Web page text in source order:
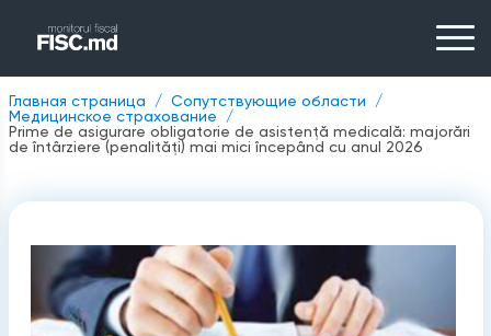
Главная страница
Сопутствующие области
Медицинское страхование
Prime de asigurare obligatorie de asistență medicală: majorări
de întârziere (penalități) mai mici începând cu anul 2026